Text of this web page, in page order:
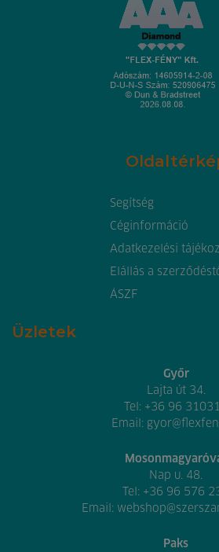
Segítség
Céginformáció
Adatkezelési
Elállás a
ÁSZF
Üzletek
Győr
Lajta út 34.
Tel: +36 96
Email:
Nap u. 48.
Tel: +36 96 576
Email:
Paks